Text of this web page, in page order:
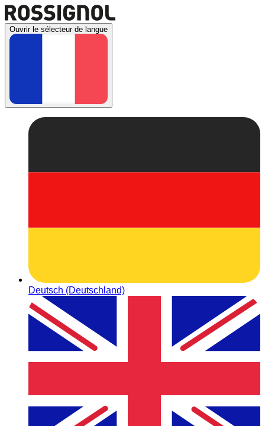
Ouvrir le sélecteur de langue
Deutsch (Deutschland)